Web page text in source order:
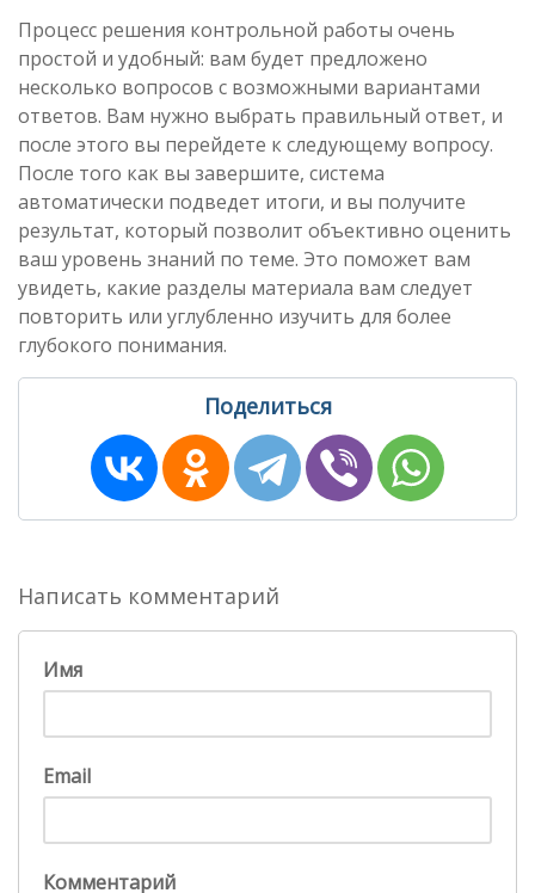
Процесс решения контрольной работы очень
простой и удобный: вам будет предложено
несколько вопросов с возможными вариантами
ответов. Вам нужно выбрать правильный ответ, и
после этого вы перейдете к следующему вопросу.
После того как вы завершите, система
автоматически подведет итоги, и вы получите
результат, который позволит объективно оценить
ваш уровень знаний по теме. Это поможет вам
увидеть, какие разделы материала вам следует
повторить или углубленно изучить для более
глубокого понимания.
Поделиться
Написать комментарий
Имя
Email
Комментарий